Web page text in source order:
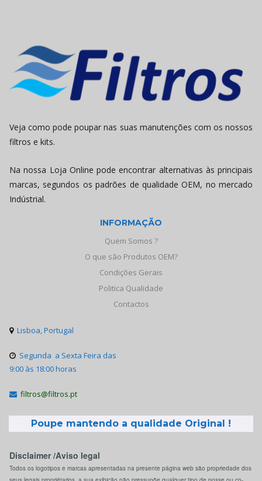
Veja como pode poupar nas suas manutenções com os nossos
filtros e kits.
Na nossa Loja Online pode encontrar alternativas às principais
marcas, segundos os padrões de qualidade OEM, no mercado
Indústrial.
INFORMAÇÃO
Quem Somos ?
O que são Produtos OEM?
Condições Gerais
Politica Qualidade
Contactos
 Lisboa, Portugal
 Segunda a Sexta Feira das
9:00 às 18:00 horas
 filtros@filtros.pt
Poupe mantendo a qualidade Original !
Disclaimer /Aviso legal
Todos os logotipos e marcas apresentadas na presente página web são propriedade dos